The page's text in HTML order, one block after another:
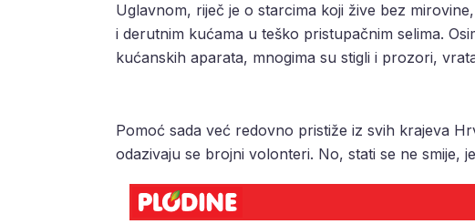
Uglavnom, riječ je o starcima koji žive bez
i derutnim kućama u teško pristupačnim selima.
kućanskih aparata, mnogima su stigli i prozori,
Pomoć sada već redovno pristiže iz svih krajeva
odazivaju se brojni volonteri. No, stati se ne smije,